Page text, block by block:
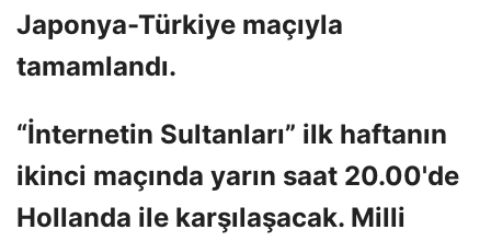
Japonya-Türkiye maçıyla
tamamlandı.
“İnternetin Sultanları” ilk haftanın
ikinci maçında yarın saat 20.00'de
Hollanda ile karşılaşacak. Milli